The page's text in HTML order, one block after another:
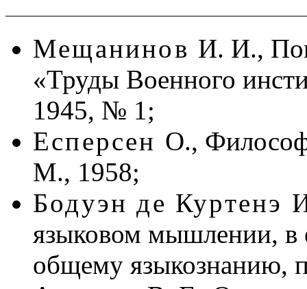
Мещанинов И. И.,
«Труды Военного
1945, № 1;
Есперсен О.,
М., 1958;
Бодуэн де Куртенэ
языковом мышлении, в
общему языкознанию,